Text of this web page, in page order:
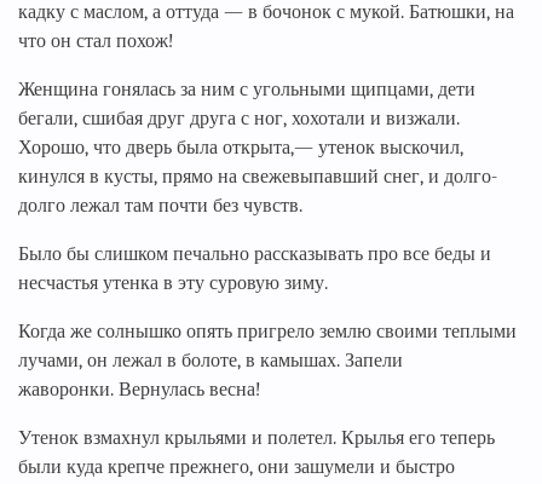
кадку с маслом, а оттуда — в бочонок с мукой. Батюшки, на
что он стал похож!
Женщина гонялась за ним с угольными щипцами, дети
бегали, сшибая друг друга с ног, хохотали и визжали.
Хорошо, что дверь была открыта,— утенок выскочил,
кинулся в кусты, прямо на свежевыпавший снег, и долго-
долго лежал там почти без чувств.
Было бы слишком печально рассказывать про все беды и
несчастья утенка в эту суровую зиму.
Когда же солнышко опять пригрело землю своими теплыми
лучами, он лежал в болоте, в камышах. Запели
жаворонки. Вернулась весна!
Утенок взмахнул крыльями и полетел. Крылья его теперь
были куда крепче прежнего, они зашумели и быстро